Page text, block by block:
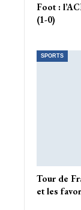
Foot :
(1-0)
SPORTS
Tour de
et les